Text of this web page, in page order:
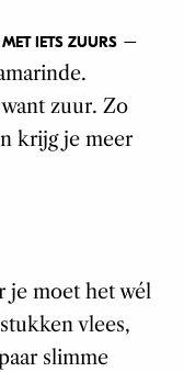
IETS ZUURS–
zuur. Zo
krijg je meer
je moet het wél
vlees,
slimme